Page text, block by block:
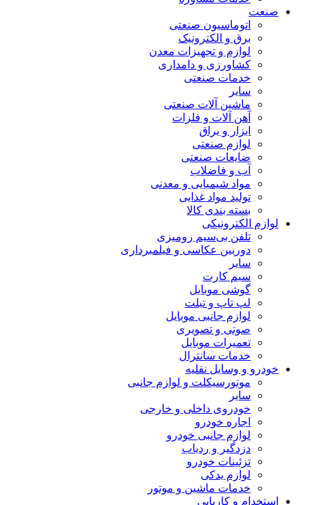
صنعت
اتوماسیون صنعتی
برق و الکترونیک
لوازم و تجهیزات معدن
کشاورزی و دامداری
خدمات صنعتی
سایر
ماشین آلات صنعتی
آهن آلات و فلزات
ابزار و یراق
لوازم صنعتی
ضایعات صنعتی
آب و فاضلاب
مواد شیمیایی و معدنی
تولید مواد غذایی
بسته بندی کالا
لوازم الکترونیکی
تلفن بی‌سیم رومیزی
دوربین عکاسی و فیلمبرداری
سایر
سیم کارت
گوشی موبایل
لپ تاپ و تبلت
لوازم جانبی موبایل
صوتی و تصویری
تعمیرات موبایل
خدمات سانترال
خودرو و وسایل نقلیه
موتورسیکلت و لوازم جانبی
سایر
خودروی داخلی و خارجی
اجاره خودرو
لوازم جانبی خودرو
دزدگیر و ردیاب
تزئینات خودرو
لوازم یدکی
خدمات ماشین و موتور
استخدام و کاریابی